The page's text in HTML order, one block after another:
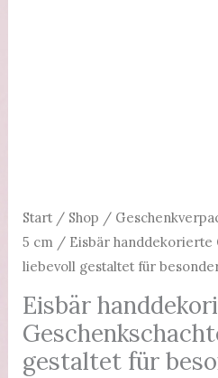
Start/ Shop /
5 cm / Eisbär handdekorierte
liebevoll gestaltet für
Eisbär
gestaltet für